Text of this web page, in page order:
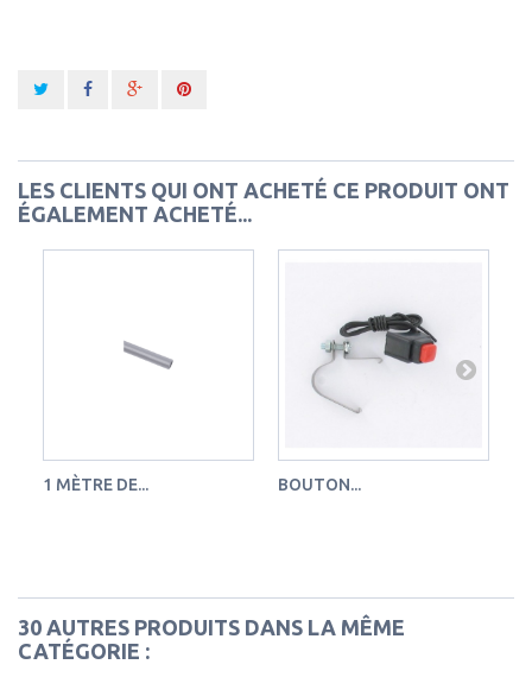
LES CLIENTS QUI ONT ACHETÉ CE PRODUIT ONT
ÉGALEMENT ACHETÉ...
1 MÈTRE DE... BOUTON...
30 AUTRES PRODUITS DANS LA MÊME
CATÉGORIE :